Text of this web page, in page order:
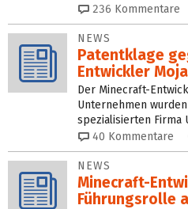
236 Kommentare
NEWS
Patentklage
Entwickler
Der Minecraft-
Unternehmen
spezialisierten Firma
40 Kommentare
NEWS
Minecraft-
Führungsrolle